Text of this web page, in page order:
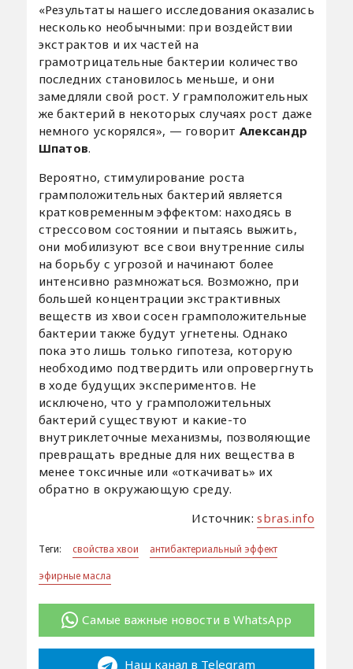
«Результаты нашего исследования оказались
несколько необычными: при воздействии
экстрактов и их частей на
грамотрицательные бактерии количество
последних становилось меньше, и они
замедляли свой рост. У грамположительных
же бактерий в некоторых случаях рост даже
немного ускорялся», — говорит Александр
Шпатов.
Вероятно, стимулирование роста
грамположительных бактерий является
кратковременным эффектом: находясь в
стрессовом состоянии и пытаясь выжить,
они мобилизуют все свои внутренние силы
на борьбу с угрозой и начинают более
интенсивно размножаться. Возможно, при
большей концентрации экстрактивных
веществ из хвои сосен грамположительные
бактерии также будут угнетены. Однако
пока это лишь только гипотеза, которую
необходимо подтвердить или опровергнуть
в ходе будущих экспериментов. Не
исключено, что у грамположительных
бактерий существуют и какие-то
внутриклеточные механизмы, позволяющие
превращать вредные для них вещества в
менее токсичные или «откачивать» их
обратно в окружающую среду.
Источник:sbras.info
Теги: свойства хвои
антибактериальный эффект
эфирные масла
Самые важные новости в WhatsApp
Наш канал в Telegram